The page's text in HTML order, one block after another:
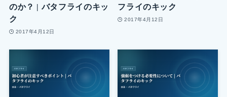
のか？ | バタフライのキッ
ク
2017年4月12日
フライのキック
2017年4月12日